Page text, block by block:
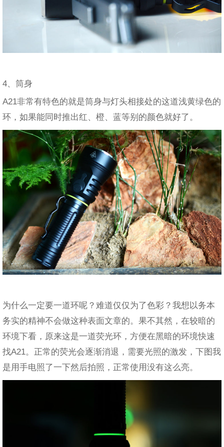
4、筒身
A21非常有特色的就是筒身与灯头相接处的这道浅黄绿色的
环，如果能同时推出红、橙、蓝等别的颜色就好了。
为什么一定要一道环呢？难道仅仅为了色彩？我想以务本
务实的精神不会做这种表面文章的。果不其然，在较暗的
环境下看，原来这是一道荧光环，方便在黑暗的环境快速
找A21。正常的荧光会逐渐消退，需要光照的激发，下图我
是用手电照了一下然后拍照，正常使用没有这么亮。